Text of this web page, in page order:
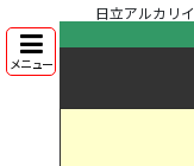
日立アルカリ
メニュー